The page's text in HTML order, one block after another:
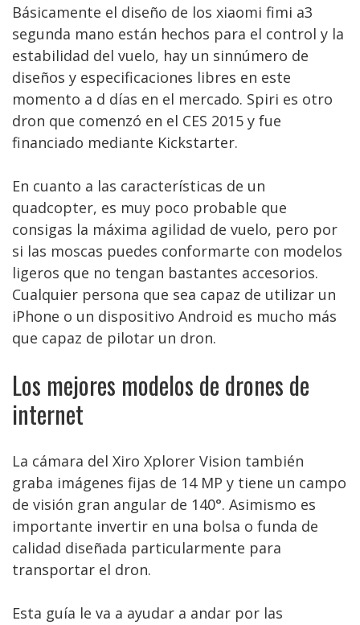
Básicamente el diseño de los xiaomi fimi a3
segunda mano están hechos para el control y la
estabilidad del vuelo, hay un sinnúmero de
diseños y especificaciones libres en este
momento a d días en el mercado. Spiri es otro
dron que comenzó en el CES 2015 y fue
financiado mediante Kickstarter.
En cuanto a las características de un
quadcopter, es muy poco probable que
consigas la máxima agilidad de vuelo, pero por
si las moscas puedes conformarte con modelos
ligeros que no tengan bastantes accesorios.
Cualquier persona que sea capaz de utilizar un
iPhone o un dispositivo Android es mucho más
que capaz de pilotar un dron.
Los mejores modelos de drones de
internet
La cámara del Xiro Xplorer Vision también
graba imágenes fijas de 14 MP y tiene un campo
de visión gran angular de 140°. Asimismo es
importante invertir en una bolsa o funda de
calidad diseñada particularmente para
transportar el dron.
Esta guía le va a ayudar a andar por las